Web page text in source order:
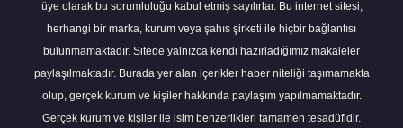
üye olarak bu sorumluluğu kabul etmiş sayılırlar. Bu internet sitesi,
herhangi bir marka, kurum veya şahıs şirketi ile hiçbir bağlantısı
bulunmamaktadır. Sitede yalnızca kendi hazırladığımız makaleler
paylaşılmaktadır. Burada yer alan içerikler haber niteliği taşımamakta
olup, gerçek kurum ve kişiler hakkında paylaşım yapılmamaktadır.
Gerçek kurum ve kişiler ile isim benzerlikleri tamamen tesadüfidir.